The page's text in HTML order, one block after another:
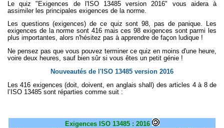
Le quiz "Exigences de l'ISO 13485 version 2016" vous aidera à
assimiler les principales exigences de la norme.
Les questions (exigences) de ce quiz sont 98, pas de panique. Les
exigences de la norme sont 416 mais ces 98 exigences sont parmi les
plus importantes, alors n'hésitez pas à apprendre de façon ludique !
Ne pensez pas que vous pouvez terminer ce quiz en moins d'une heure,
voire deux heures, sauf bien sûr si vous êtes un petit génie !
Nouveautés de l'ISO 13485 version 2016
Les 416 exigences (doit, doivent, en anglais shall) des articles 4 à 8 de
l’ISO 13485 sont réparties comme suit :
Exigences ISO 13485 : 2016